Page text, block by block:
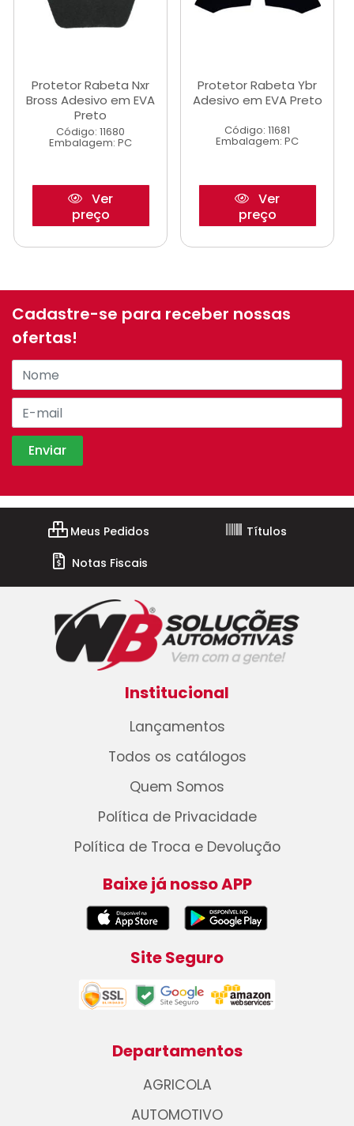
Protetor Rabeta Nxr
Bross Adesivo em EVA
Preto
Código: 11680
Embalagem: PC
Ver
preço
Protetor Rabeta Ybr
Adesivo em EVA Preto
Código: 11681
Embalagem: PC
Ver
preço
Cadastre-se para receber nossas
ofertas!
Meus Pedidos
Títulos
Notas Fiscais
Institucional
Lançamentos
Todos os catálogos
Quem Somos
Política de Privacidade
Política de Troca e Devolução
Baixe já nosso APP
Site Seguro
Departamentos
AGRICOLA
AUTOMOTIVO